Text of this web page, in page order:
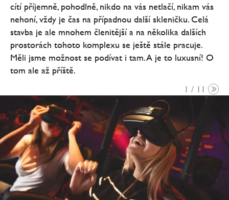
cítí příjemně, pohodlně, nikdo na vás netlačí, nikam vás
nehoní, vždy je čas na případnou další skleničku. Celá
stavba je ale mnohem členitější a na několika dalších
prostorách tohoto komplexu se ještě stále pracuje.
Měli jsme možnost se podívat i tam. A je to luxusní! O
tom ale až příště.
1 / 11